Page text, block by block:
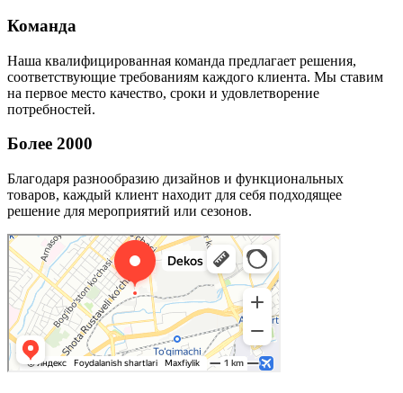
Команда
Наша квалифицированная команда предлагает решения,
соответствующие требованиям каждого клиента. Мы ставим
на первое место качество, сроки и удовлетворение
потребностей.
Более 2000
Благодаря разнообразию дизайнов и функциональных
товаров, каждый клиент находит для себя подходящее
решение для мероприятий или сезонов.